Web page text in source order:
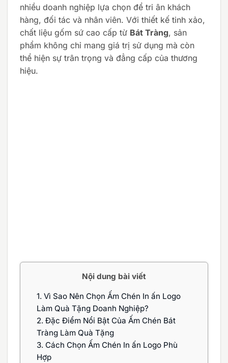
nhiều doanh nghiệp lựa chọn để tri ân khách
hàng, đối tác và nhân viên. Với thiết kế tinh xảo,
chất liệu gốm sứ cao cấp từ Bát Tràng, sản
phẩm không chỉ mang giá trị sử dụng mà còn
thể hiện sự trân trọng và đẳng cấp của thương
hiệu.
Nội dung bài viết
1. Vì Sao Nên Chọn Ấm Chén In ấn Logo
Làm Quà Tặng Doanh Nghiệp?
2. Đặc Điểm Nổi Bật Của Ấm Chén Bát
Tràng Làm Quà Tặng
3. Cách Chọn Ấm Chén In ấn Logo Phù
Hợp